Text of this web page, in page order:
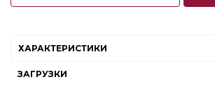
ХАРАКТЕРИСТИКИ
ЗАГРУЗКИ